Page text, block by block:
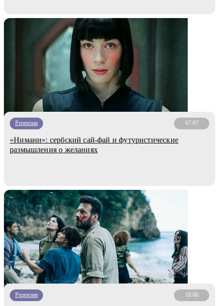
Рецензии 07.07
«Нимани»: сербский сай-фай и футуристические
размышления о желаниях
Рецензии 18.06